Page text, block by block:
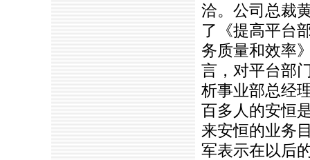
洽。公司总裁
了《提高平台
务质量和效率
言，对平台部
析事业部总经
百多人的安恒
来安恒的业务
军表示在以后